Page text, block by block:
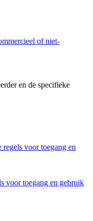
of niet-
en de specifieke
voor toegang en
voor toegang en gebruik